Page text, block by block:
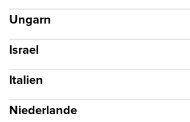
Ungarn
Israel
Italien
Niederlande